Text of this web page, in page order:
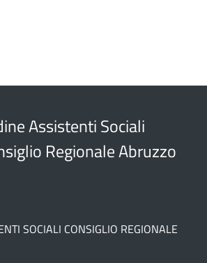
Assistenti Sociali
Regionale Abruzzo
SOCIALI CONSIGLIO REGIONALE